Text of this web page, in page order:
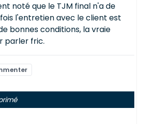
noté que le TJM final n'a de
l'entretien avec le client est
bonnes conditions, la vraie
parler fric.